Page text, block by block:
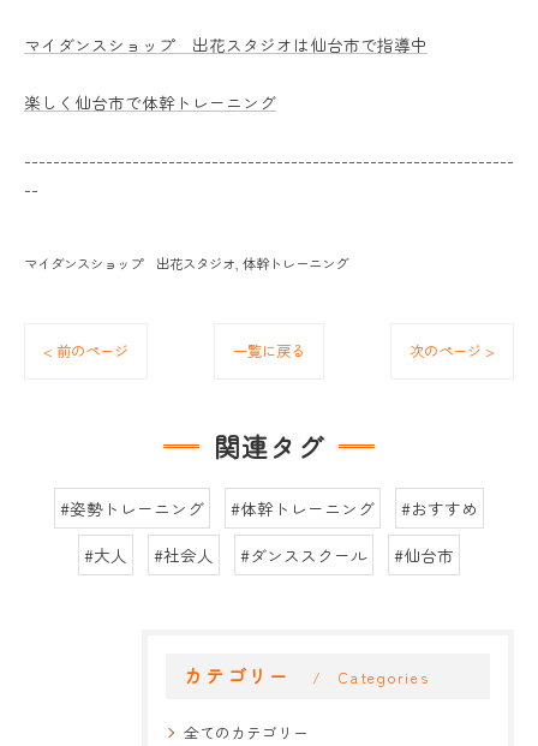
マイダンスショップ 出花スタジオは仙台市で指導中
楽しく仙台市で体幹トレーニング
--------------------------------------------------------------------
--
マイダンスショップ 出花スタジオ 体幹トレーニング
< 前のページ 一覧に戻る 次のページ >
関連タグ
#姿勢トレーニング #体幹トレーニング
#おすすめ
#大人
#社会人 #ダンススクール #仙台市
カテゴリー Categories
全てのカテゴリー